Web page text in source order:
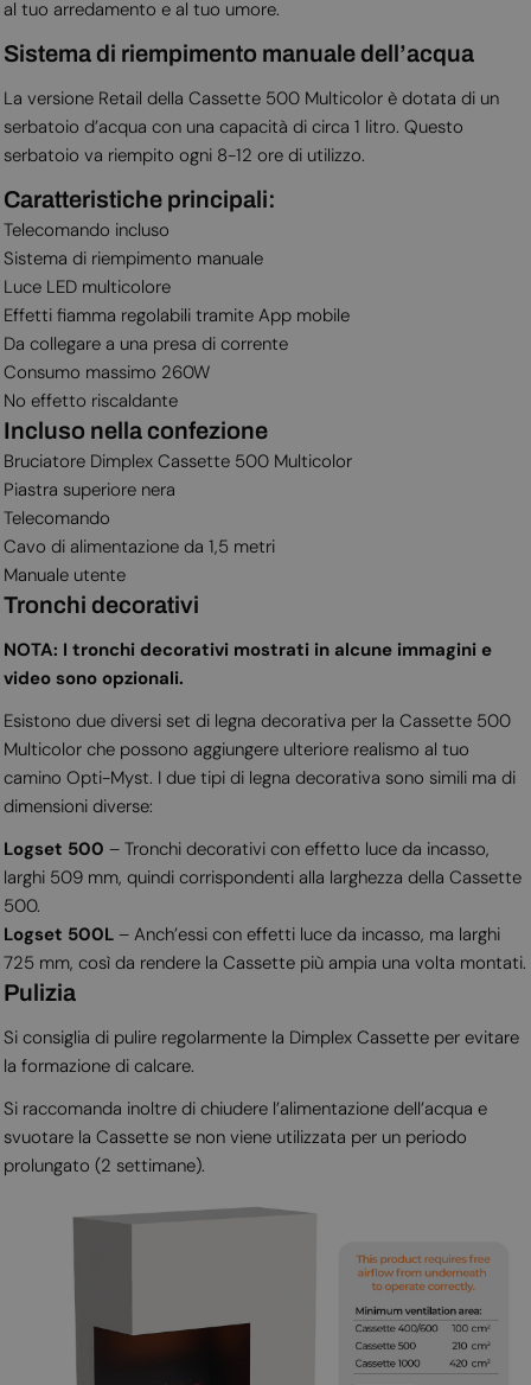
al tuo arredamento e al tuo umore.
Sistema di riempimento manuale dell’acqua
La versione Retail della Cassette 500 Multicolor è dotata di un
serbatoio d’acqua con una capacità di circa 1 litro. Questo
serbatoio va riempito ogni 8-12 ore di utilizzo.
Caratteristiche principali:
Telecomando incluso
Sistema di riempimento manuale
Luce LED multicolore
Effetti fiamma regolabili tramite App mobile
Da collegare a una presa di corrente
Consumo massimo 260W
No effetto riscaldante
Incluso nella confezione
Bruciatore Dimplex Cassette 500 Multicolor
Piastra superiore nera
Telecomando
Cavo di alimentazione da 1,5 metri
Manuale utente
Tronchi decorativi
NOTA: I tronchi decorativi mostrati in alcune immagini e
video sono opzionali.
Esistono due diversi set di legna decorativa per la Cassette 500
Multicolor che possono aggiungere ulteriore realismo al tuo
camino Opti-Myst. I due tipi di legna decorativa sono simili ma di
dimensioni diverse:
Logset 500 – Tronchi decorativi con effetto luce da incasso,
larghi 509 mm, quindi corrispondenti alla larghezza della Cassette
500.
Logset 500L– Anch’essi con effetti luce da incasso, ma larghi
725 mm, così da rendere la Cassette più ampia una volta montati.
Pulizia
Si consiglia di pulire regolarmente la Dimplex Cassette per evitare
la formazione di calcare.
Si raccomanda inoltre di chiudere l’alimentazione dell’acqua e
svuotare la Cassette se non viene utilizzata per un periodo
prolungato (2 settimane).